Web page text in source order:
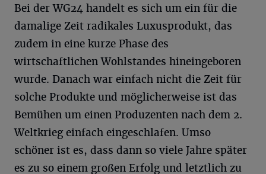
Bei der WG24 handelt es sich um ein für die
damalige Zeit radikales Luxusprodukt, das
zudem in eine kurze Phase des
wirtschaftlichen Wohlstandes hineingeboren
wurde. Danach war einfach nicht die Zeit für
solche Produkte und möglicherweise ist das
Bemühen um einen Produzenten nach dem 2.
Weltkrieg einfach eingeschlafen. Umso
schöner ist es, dass dann so viele Jahre später
es zu so einem großen Erfolg und letztlich zu